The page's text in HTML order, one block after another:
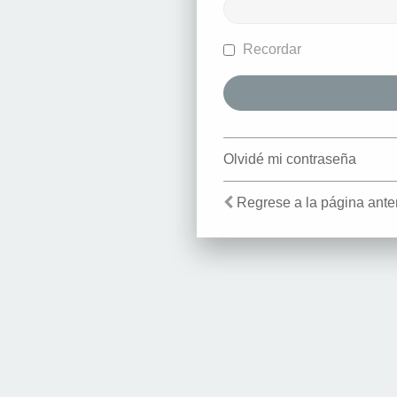
Recordar
Olvidé mi contraseña
Regrese a la página